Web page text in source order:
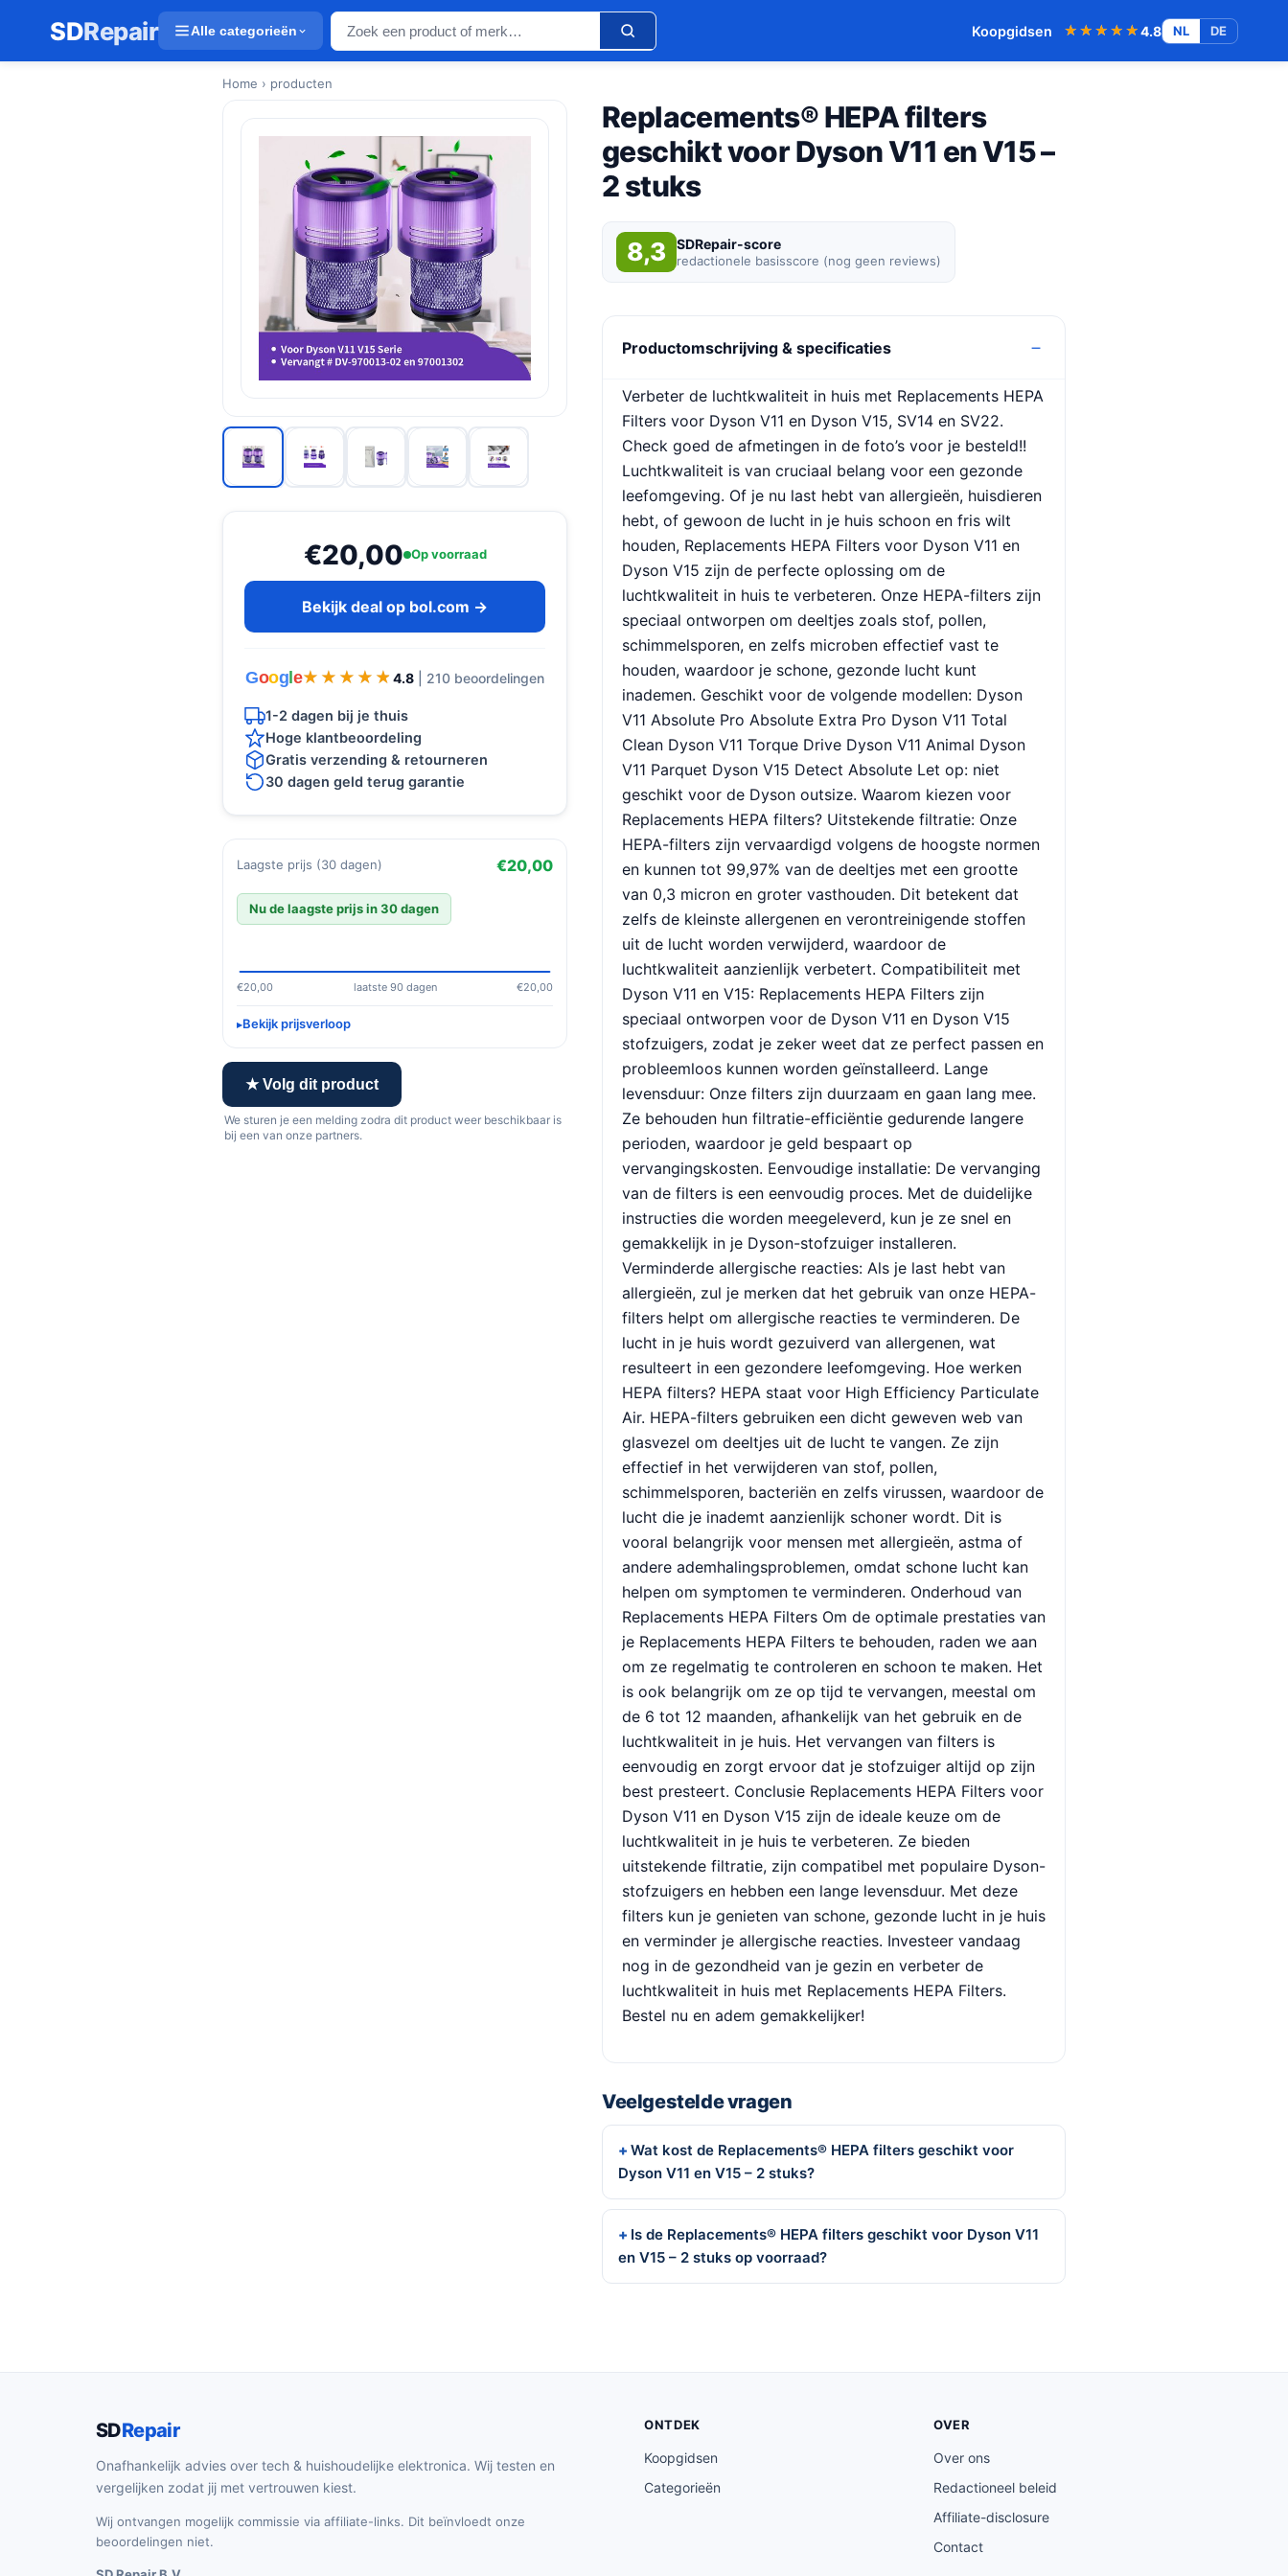
SDRepair Alle categorieën Koopgidsen ★★★★★
★★★★★4.8 NL DE
Home › producten
€20,00 Op voorraad
Bekijk deal op bol.com →
Google★★★★★
★★★★★ 4.8 | 210 beoordelingen
1-2 dagen bij je thuis
Hoge klantbeoordeling
Gratis verzending & retourneren
30 dagen geld terug garantie
Laagste prijs (30 dagen) €20,00
Nu de laagste prijs in 30 dagen
€20,00 laatste 90 dagen €20,00
Bekijk prijsverloop
★ Volg dit product
We sturen je een melding zodra dit product weer beschikbaar is
bij een van onze partners.
Replacements® HEPA filters
geschikt voor Dyson V11 en V15 –
2 stuks
8,3 SDRepair-score
redactionele basisscore (nog geen reviews)
Productomschrijving & specificaties
Verbeter de luchtkwaliteit in huis met Replacements HEPA
Filters voor Dyson V11 en Dyson V15, SV14 en SV22.
Check goed de afmetingen in de foto’s voor je besteld!!
Luchtkwaliteit is van cruciaal belang voor een gezonde
leefomgeving. Of je nu last hebt van allergieën, huisdieren
hebt, of gewoon de lucht in je huis schoon en fris wilt
houden, Replacements HEPA Filters voor Dyson V11 en
Dyson V15 zijn de perfecte oplossing om de
luchtkwaliteit in huis te verbeteren. Onze HEPA-filters zijn
speciaal ontworpen om deeltjes zoals stof, pollen,
schimmelsporen, en zelfs microben effectief vast te
houden, waardoor je schone, gezonde lucht kunt
inademen. Geschikt voor de volgende modellen: Dyson
V11 Absolute Pro Absolute Extra Pro Dyson V11 Total
Clean Dyson V11 Torque Drive Dyson V11 Animal Dyson
V11 Parquet Dyson V15 Detect Absolute Let op: niet
geschikt voor de Dyson outsize. Waarom kiezen voor
Replacements HEPA filters? Uitstekende filtratie: Onze
HEPA-filters zijn vervaardigd volgens de hoogste normen
en kunnen tot 99,97% van de deeltjes met een grootte
van 0,3 micron en groter vasthouden. Dit betekent dat
zelfs de kleinste allergenen en verontreinigende stoffen
uit de lucht worden verwijderd, waardoor de
luchtkwaliteit aanzienlijk verbetert. Compatibiliteit met
Dyson V11 en V15: Replacements HEPA Filters zijn
speciaal ontworpen voor de Dyson V11 en Dyson V15
stofzuigers, zodat je zeker weet dat ze perfect passen en
probleemloos kunnen worden geïnstalleerd. Lange
levensduur: Onze filters zijn duurzaam en gaan lang mee.
Ze behouden hun filtratie-efficiëntie gedurende langere
perioden, waardoor je geld bespaart op
vervangingskosten. Eenvoudige installatie: De vervanging
van de filters is een eenvoudig proces. Met de duidelijke
instructies die worden meegeleverd, kun je ze snel en
gemakkelijk in je Dyson-stofzuiger installeren.
Verminderde allergische reacties: Als je last hebt van
allergieën, zul je merken dat het gebruik van onze HEPA-
filters helpt om allergische reacties te verminderen. De
lucht in je huis wordt gezuiverd van allergenen, wat
resulteert in een gezondere leefomgeving. Hoe werken
HEPA filters? HEPA staat voor High Efficiency Particulate
Air. HEPA-filters gebruiken een dicht geweven web van
glasvezel om deeltjes uit de lucht te vangen. Ze zijn
effectief in het verwijderen van stof, pollen,
schimmelsporen, bacteriën en zelfs virussen, waardoor de
lucht die je inademt aanzienlijk schoner wordt. Dit is
vooral belangrijk voor mensen met allergieën, astma of
andere ademhalingsproblemen, omdat schone lucht kan
helpen om symptomen te verminderen. Onderhoud van
Replacements HEPA Filters Om de optimale prestaties van
je Replacements HEPA Filters te behouden, raden we aan
om ze regelmatig te controleren en schoon te maken. Het
is ook belangrijk om ze op tijd te vervangen, meestal om
de 6 tot 12 maanden, afhankelijk van het gebruik en de
luchtkwaliteit in je huis. Het vervangen van filters is
eenvoudig en zorgt ervoor dat je stofzuiger altijd op zijn
best presteert. Conclusie Replacements HEPA Filters voor
Dyson V11 en Dyson V15 zijn de ideale keuze om de
luchtkwaliteit in je huis te verbeteren. Ze bieden
uitstekende filtratie, zijn compatibel met populaire Dyson-
stofzuigers en hebben een lange levensduur. Met deze
filters kun je genieten van schone, gezonde lucht in je huis
en verminder je allergische reacties. Investeer vandaag
nog in de gezondheid van je gezin en verbeter de
luchtkwaliteit in huis met Replacements HEPA Filters.
Bestel nu en adem gemakkelijker!
Veelgestelde vragen
Wat kost de Replacements® HEPA filters geschikt voor
Dyson V11 en V15 – 2 stuks?
Is de Replacements® HEPA filters geschikt voor Dyson V11
en V15 – 2 stuks op voorraad?
SDRepair
Onafhankelijk advies over tech & huishoudelijke elektronica. Wij testen en
vergelijken zodat jij met vertrouwen kiest.
Wij ontvangen mogelijk commissie via affiliate-links. Dit beïnvloedt onze
beoordelingen niet.
ONTDEK
Koopgidsen
Categorieën
OVER
Over ons
Redactioneel beleid
Affiliate-disclosure
Contact